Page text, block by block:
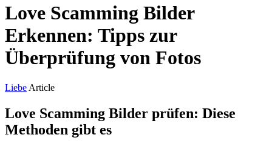
Love Scamming Bilder
Erkennen: Tipps zur
Überprüfung von Fotos
Liebe Article
Love Scamming Bilder prüfen: Diese
Methoden gibt es